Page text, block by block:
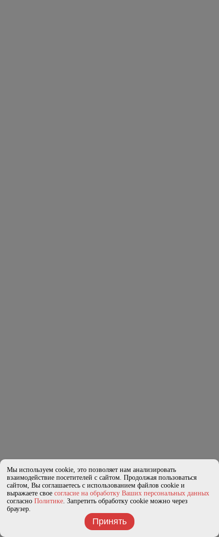
Мы используем cookie, это позволяет нам анализировать
взаимодействие посетителей с сайтом. Продолжая пользоваться
сайтом, Вы соглашаетесь с использованием файлов cookie и
выражаете свое согласие на обработку Ваших персональных данных
согласно Политике. Запретить обработку cookie можно через
браузер.
Принять